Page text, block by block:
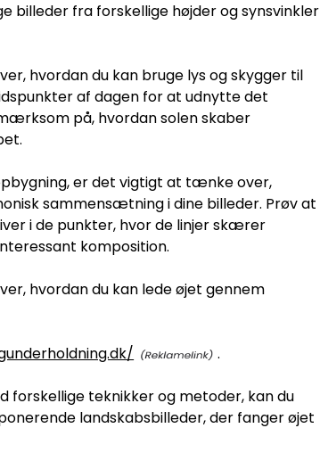
billeder fra forskellige højder og synsvinkler
hvordan du kan bruge lys og skygger til
af dagen for at udnytte det
på, hvordan solen skaber
er det vigtigt at tænke over,
sammensætning i dine billeder. Prøv at
i de punkter, hvor de linjer skærer
komposition.
hvordan du kan lede øjet gennem
.
forskellige teknikker og metoder, kan du
landskabsbilleder, der fanger øjet